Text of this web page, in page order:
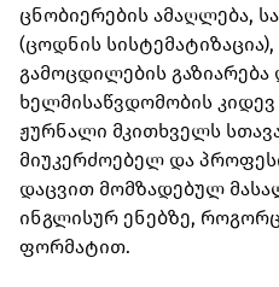
ცნობიერების ამაღლება,
(ცოდნის
გამოცდილების
ხელმისაწვდომობის
ჟურნალი მკითხველს
მიუკერძოებელ და
დაცვით მომზადებულ
ინგლისურ ენებზე,
ფორმატით.